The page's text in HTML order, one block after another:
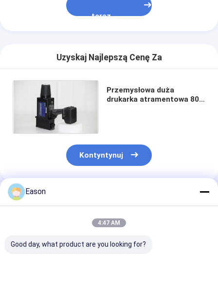
teraz
Uzyskaj Najlepszą Cenę Za
Przemysłowa duża
drukarka atramentowa 80
Kontyntynuj
Polecane Produkty
Eason
4:47 AM
Good day, what product are you looking for?